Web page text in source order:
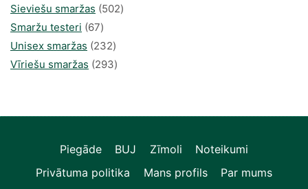
Sieviešu smaržas 502502
Smaržu testeri 6767
produkts
Unisex smaržas 232232
produkts
Vīriešu smaržas 293293
Piegāde BUJ Zīmoli
Noteikumi
Privātuma politika
Mans profils
Par mums